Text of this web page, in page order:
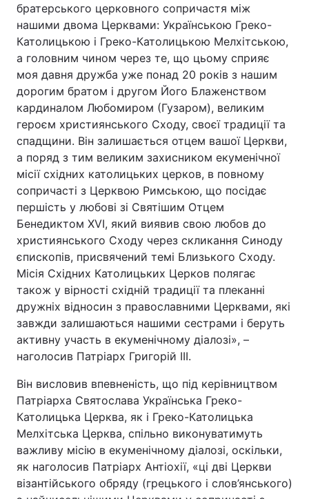
Головна Війна
Україна Політика
Світ
Спорт Наука
Техно і зв'язок Лайт
Зброя Інциденти
Здоров'я Туризм
Цікавинки Погода
Лонгріди
Відео з Youtube Статті
Інтерв'ю Думки
Архів Вакансії
Контакти
братерського церковного сопричастя між
нашими двома Церквами: Українською Греко-
Католицькою і Греко-Католицькою Мелхітською,
а головним чином через те, що цьому сприяє
моя давня дружба уже понад 20 років з нашим
дорогим братом і другом Його Блаженством
кардиналом Любомиром (Гузаром), великим
героєм християнського Сходу, своєї традиції та
спадщини. Він залишається отцем вашої Церкви,
а поряд з тим великим захисником екуменічної
місії східних католицьких церков, в повному
сопричасті з Церквою Римською, що посідає
першість у любові зі Святішим Отцем
Бенедиктом ХVІ, який виявив свою любов до
християнського Сходу через скликання Синоду
єпископів, присвячений темі Близького Сходу.
Місія Східних Католицьких Церков полягає
також у вірності східній традиції та плеканні
дружніх відносин з православними Церквами, які
завжди залишаються нашими сестрами і беруть
активну участь в екуменічному діалозі», –
наголосив Патріарх Григорій ІІІ.
Він висловив впевненість, що під керівництвом
Патріарха Святослава Українська Греко-
Католицька Церква, як і Греко-Католицька
Мелхітська Церква, спільно виконуватимуть
важливу місію в екуменічному діалозі, оскільки,
як наголосив Патріарх Антіохії, «ці дві Церкви
візантійського обряду (грецького і слов’янського)